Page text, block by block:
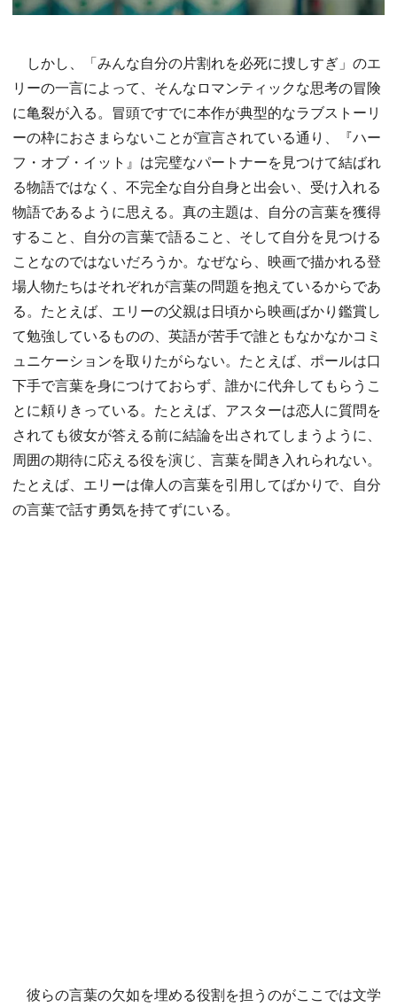
しかし、「みんな自分の片割れを必死に捜しすぎ」のエ
リーの一言によって、そんなロマンティックな思考の冒険
に亀裂が入る。冒頭ですでに本作が典型的なラブストーリ
ーの枠におさまらないことが宣言されている通り、『ハー
フ・オブ・イット』は完璧なパートナーを見つけて結ばれ
る物語ではなく、不完全な自分自身と出会い、受け入れる
物語であるように思える。真の主題は、自分の言葉を獲得
すること、自分の言葉で語ること、そして自分を見つける
ことなのではないだろうか。なぜなら、映画で描かれる登
場人物たちはそれぞれが言葉の問題を抱えているからであ
る。たとえば、エリーの父親は日頃から映画ばかり鑑賞し
て勉強しているものの、英語が苦手で誰ともなかなかコミ
ュニケーションを取りたがらない。たとえば、ポールは口
下手で言葉を身につけておらず、誰かに代弁してもらうこ
とに頼りきっている。たとえば、アスターは恋人に質問を
されても彼女が答える前に結論を出されてしまうように、
周囲の期待に応える役を演じ、言葉を聞き入れられない。
たとえば、エリーは偉人の言葉を引用してばかりで、自分
の言葉で話す勇気を持てずにいる。
彼らの言葉の欠如を埋める役割を担うのがここでは文学